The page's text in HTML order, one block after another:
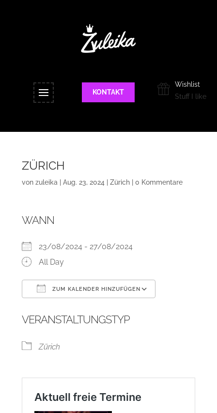
KONTAKT
Wishlist
Stuff I like
ZÜRICH
von zuleika Aug. 23, 2024 Zürich| 0 Kommentare
WANN
23/08/2024 - 27/08/2024
All Day
ZUM KALENDER HINZUFÜGEN
VERANSTALTUNGSTYP
Zürich